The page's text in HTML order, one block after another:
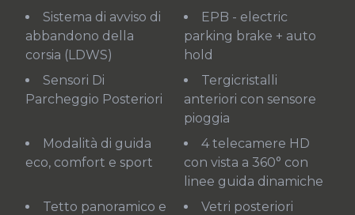
Sistema di avviso di
abbandono della
corsia (LDWS)
EPB - electric
parking brake + auto
hold
Sensori Di
Parcheggio Posteriori
Tergicristalli
anteriori con sensore
pioggia
Modalità di guida
eco, comfort e sport
4 telecamere HD
con vista a 360° con
linee guida dinamiche
Tetto panoramico e
Vetri posteriori